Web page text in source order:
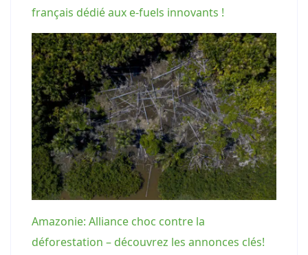
français dédié aux e-fuels innovants !
Amazonie: Alliance choc contre la
déforestation – découvrez les annonces clés!